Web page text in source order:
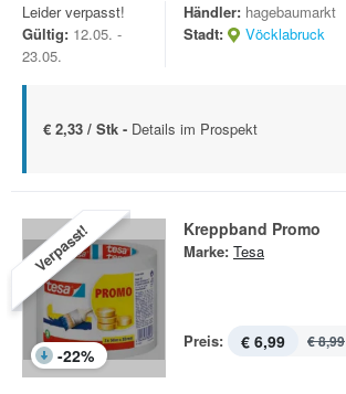
Leider verpasst!
Gültig: 12.05. -
23.05.
Händler: hagebaumarkt
Stadt:
Vöcklabruck
€ 2,33 / Stk - Details im Prospekt
Verpasst!
-22%
Kreppband Promo
Marke: Tesa
Preis: € 6,99 € 8,99